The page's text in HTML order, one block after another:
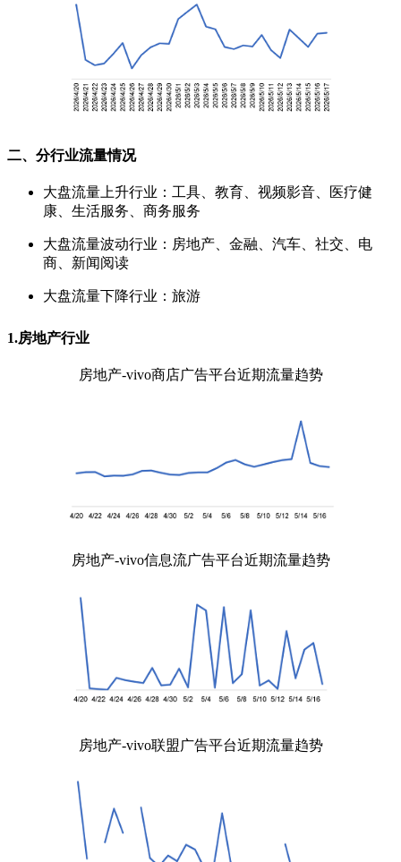
二、分行业流量情况
大盘流量上升行业：工具、教育、视频影音、医疗健
康、生活服务、商务服务
大盘流量波动行业：房地产、金融、汽车、社交、电
商、新闻阅读
大盘流量下降行业：旅游
1.房地产行业
房地产-vivo商店广告平台近期流量趋势
房地产-vivo信息流广告平台近期流量趋势
房地产-vivo联盟广告平台近期流量趋势